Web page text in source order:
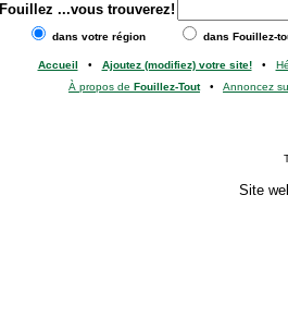
Fouillez ...vous trouverez!
dans votre région dans Fouillez-
Accueil • Ajoutez (modifiez) votre site!•
À propos de Fouillez-Tout• Annoncez
Site